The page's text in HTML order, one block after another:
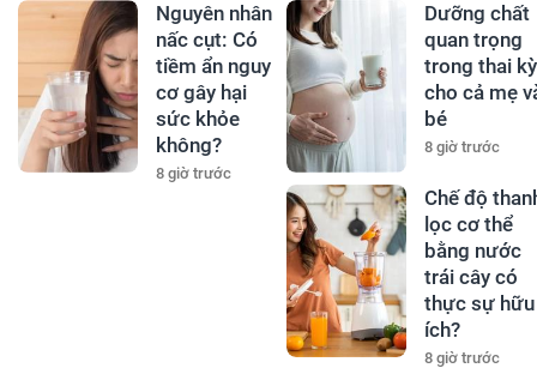
Nguyên nhân
nấc cụt: Có
tiềm ẩn nguy
cơ gây hại
sức khỏe
không?
8 giờ trước
Dưỡng chất
quan trọng
trong thai kỳ
cho cả mẹ
bé
8 giờ trước
Chế độ
lọc cơ thể
bằng nước
trái cây có
thực sự hữu
ích?
8 giờ trước